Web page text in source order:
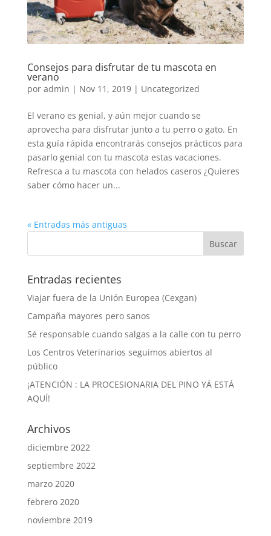
Consejos para disfrutar de tu mascota en
verano
por admin | Nov 11, 2019| Uncategorized
El verano es genial, y aún mejor cuando se
aprovecha para disfrutar junto a tu perro o gato. En
esta guía rápida encontrarás consejos prácticos para
pasarlo genial con tu mascota estas vacaciones.
Refresca a tu mascota con helados caseros ¿Quieres
saber cómo hacer un...
« Entradas más antiguas
Entradas recientes
Viajar fuera de la Unión Europea (Cexgan)
Campaña mayores pero sanos
Sé responsable cuando salgas a la calle con tu perro
Los Centros Veterinarios seguimos abiertos al
público
¡ATENCIÓN : LA PROCESIONARIA DEL PINO YÁ ESTÁ
AQUÍ!
Archivos
diciembre 2022
septiembre 2022
marzo 2020
febrero 2020
noviembre 2019